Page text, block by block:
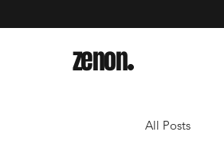
zenon.
All Posts